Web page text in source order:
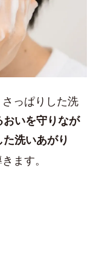
っぱりした洗
おいを守りなが
洗いあがり
ます。